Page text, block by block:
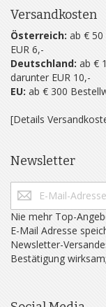
Versandkosten
Österreich: ab €
EUR 6,-
Deutschland: ab €
darunter EUR 10,-
EU: ab € 300
[Details
Newsletter
Nie mehr Top-
E-Mail Adresse
Newsletter-
Bestätigung